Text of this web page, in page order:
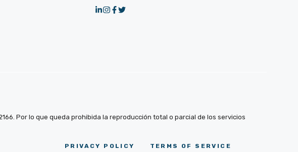
Por lo que queda prohibida la reproducción total o parcial de los servicios
PRIVACY POLICY TERMS OF SERVICE